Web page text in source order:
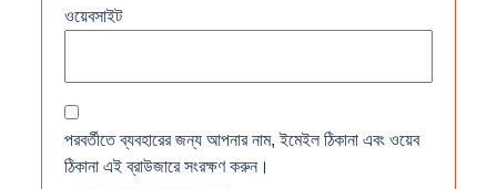
ওয়েবসাইট
পরবর্তীতে ব্যবহারের জন্য আপনার নাম, ইমেইল ঠিকানা এবং ওয়েব
ঠিকানা এই ব্রাউজারে সংরক্ষণ করুন।